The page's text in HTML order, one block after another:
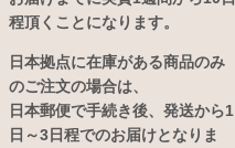
程頂くことになります。
日本拠点に在庫がある商品のみ
のご注文の場合は、
日本郵便で手続き後、発送から1
日～3日程でのお届けとなりま